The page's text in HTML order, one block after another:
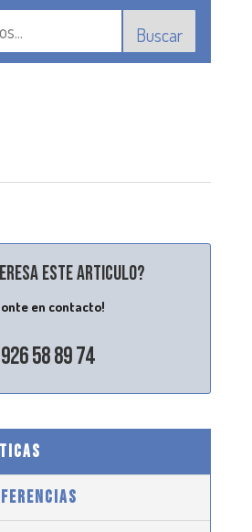
Buscar
este articulo?
en contacto!
926 58 89 74